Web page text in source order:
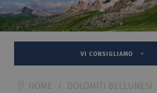
VI CONSIGLIAMO
HOME / DOLOMITI BELLUNESI